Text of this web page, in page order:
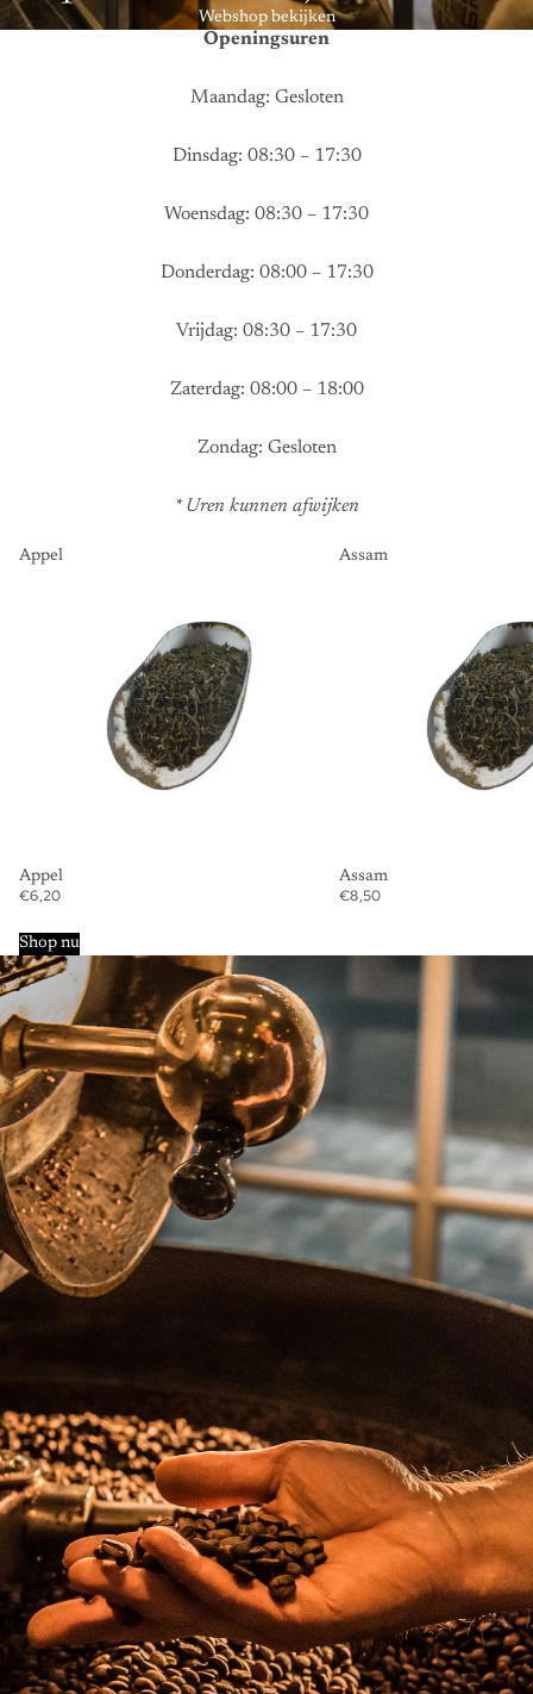
Webshop bekijken
Openingsuren
Maandag: Gesloten
Dinsdag: 08:30 – 17:30
Woensdag: 08:30 – 17:30
Donderdag: 08:00 – 17:30
Vrijdag: 08:30 – 17:30
Zaterdag: 08:00 – 18:00
Zondag: Gesloten
* Uren kunnen afwijken
Appel
Appel
€6,20
Assam
Assam
€8,50
Shop nu